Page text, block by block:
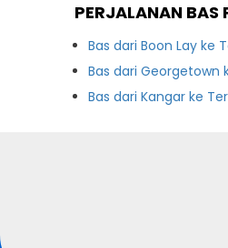
PERJALANAN BAS
Bas dari Boon Lay ke
Bas dari Georgetown
Bas dari Kangar ke